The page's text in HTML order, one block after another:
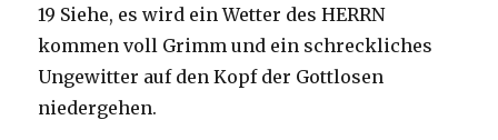
19 Siehe, es wird ein Wetter des HERRN
kommen voll Grimm und ein schreckliches
Ungewitter auf den Kopf der Gottlosen
niedergehen.